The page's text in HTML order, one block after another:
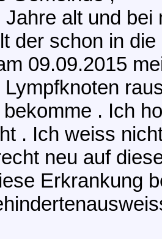
Jahre alt und
der schon in
09.09.2015
. Ich
. Ich weiss
neu auf
Erkrankung